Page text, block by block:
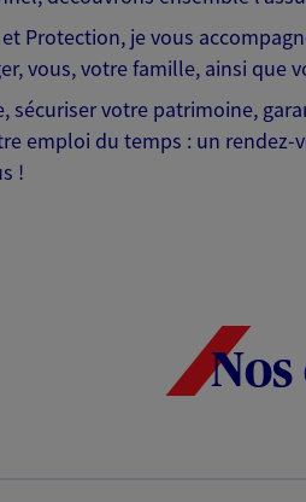
et Protection, je vous
vous, votre famille, ainsi que
sécuriser votre patrimoine,
emploi du temps : un
!